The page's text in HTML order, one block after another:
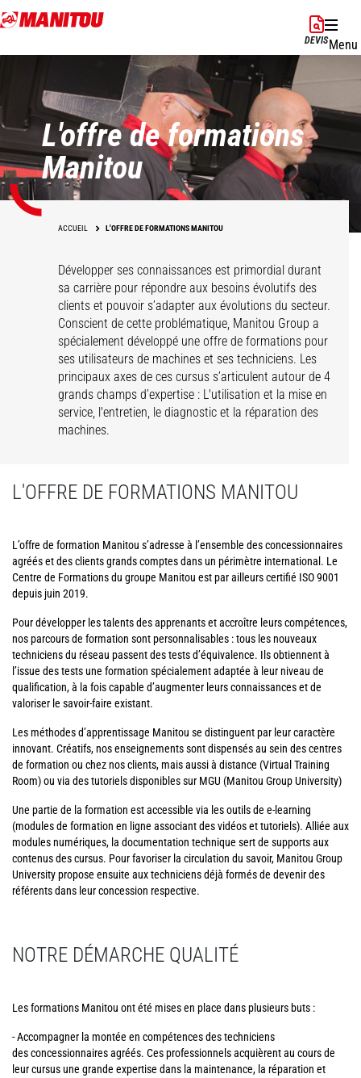
Aller
au
DEVISMenu
L'offre de formations
Manitou
ACCUEIL L'OFFRE DE FORMATIONS MANITOU
Développer ses connaissances est primordial durant
sa carrière pour répondre aux besoins évolutifs des
clients et pouvoir s’adapter aux évolutions du secteur.
Conscient de cette problématique, Manitou Group a
spécialement développé une offre de formations pour
ses utilisateurs de machines et ses techniciens. Les
principaux axes de ces cursus s’articulent autour de 4
grands champs d’expertise : L'utilisation et la mise en
service, l'entretien, le diagnostic et la réparation des
machines.
L'OFFRE DE FORMATIONS MANITOU
L’offre de formation Manitou s’adresse à l’ensemble des concessionnaires
agréés et des clients grands comptes dans un périmètre international. Le
Centre de Formations du groupe Manitou est par ailleurs certifié ISO 9001
depuis juin 2019.
Pour développer les talents des apprenants et accroître leurs compétences,
nos parcours de formation sont personnalisables : tous les nouveaux
techniciens du réseau passent des tests d’équivalence. Ils obtiennent à
l’issue des tests une formation spécialement adaptée à leur niveau de
qualification, à la fois capable d’augmenter leurs connaissances et de
valoriser le savoir-faire existant.
Les méthodes d’apprentissage Manitou se distinguent par leur caractère
innovant. Créatifs, nos enseignements sont dispensés au sein des centres
de formation ou chez nos clients, mais aussi à distance (Virtual Training
Room) ou via des tutoriels disponibles sur MGU (Manitou Group University)
Une partie de la formation est accessible via les outils de e-learning
(modules de formation en ligne associant des vidéos et tutoriels). Alliée aux
modules numériques, la documentation technique sert de supports aux
contenus des cursus. Pour favoriser la circulation du savoir, Manitou Group
University propose ensuite aux techniciens déjà formés de devenir des
référents dans leur concession respective.
NOTRE DÉMARCHE QUALITÉ
Les formations Manitou ont été mises en place dans plusieurs buts :
- Accompagner la montée en compétences des techniciens
des concessionnaires agréés. Ces professionnels acquièrent au cours de
leur cursus une grande expertise dans la maintenance, la réparation et